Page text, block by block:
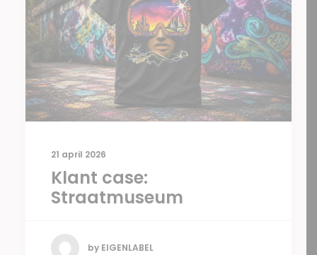
21 april 2026
Klant case:
Straatmuseum
by EIGENLABEL